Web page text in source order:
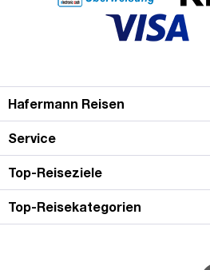
Hafermann Reisen
Service
Top-Reiseziele
Top-Reisekategorien